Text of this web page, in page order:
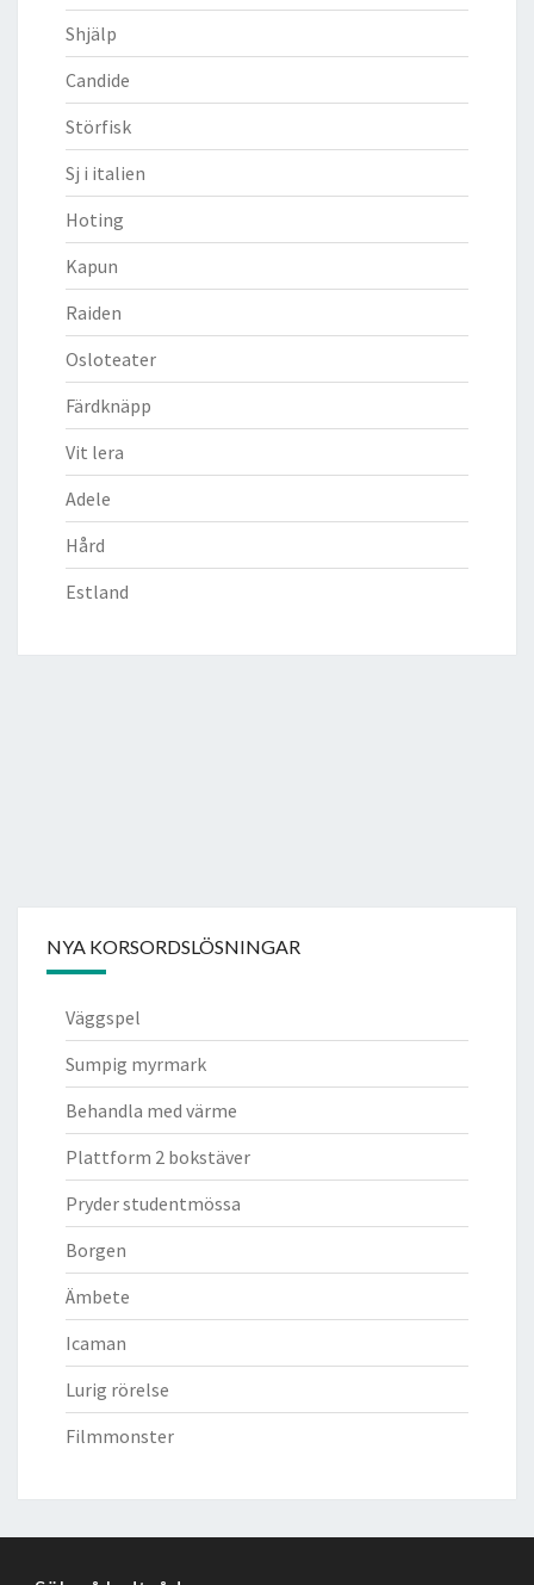
Shjälp
Candide
Störfisk
Sj i italien
Hoting
Kapun
Raiden
Osloteater
Färdknäpp
Vit lera
Adele
Hård
Estland
NYA KORSORDSLÖSNINGAR
Väggspel
Sumpig myrmark
Behandla med värme
Plattform 2 bokstäver
Pryder studentmössa
Borgen
Ämbete
Icaman
Lurig rörelse
Filmmonster